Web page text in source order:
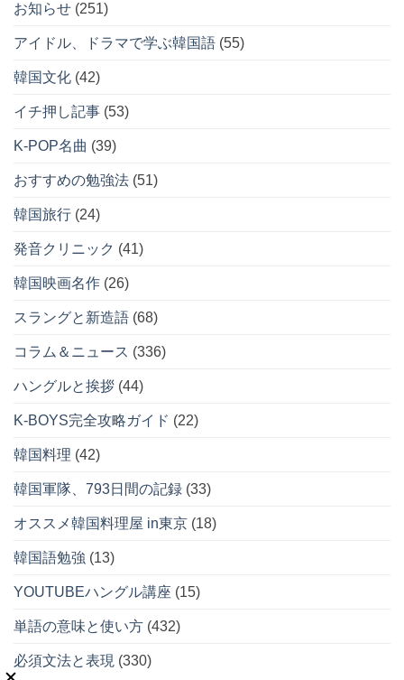
お知らせ (251)
アイドル、ドラマで学ぶ韓国語 (55)
韓国文化 (42)
イチ押し記事 (53)
K-POP名曲 (39)
おすすめの勉強法 (51)
韓国旅行 (24)
発音クリニック (41)
韓国映画名作 (26)
スラングと新造語 (68)
コラム＆ニュース (336)
ハングルと挨拶 (44)
K-BOYS完全攻略ガイド (22)
韓国料理 (42)
韓国軍隊、793日間の記録 (33)
オススメ韓国料理屋 in東京 (18)
韓国語勉強 (13)
YOUTUBEハングル講座 (15)
単語の意味と使い方 (432)
必須文法と表現 (330)